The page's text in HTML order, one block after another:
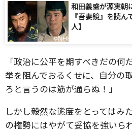
和田義盛が源実朝
『吾妻鏡』を読
人】
「政治に公平を期すべきだの何
挙を阻んでおるくせに、自分の
ろと言うのは筋が通らぬ！」
しかし毅然な態度をとってはみ
の権勢にはやがて妥協を強いら